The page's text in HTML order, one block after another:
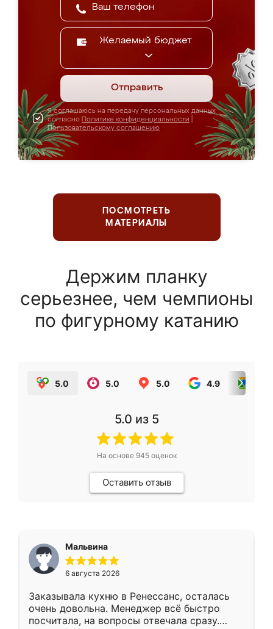
Желаемый бюджет
Отправить
Я соглашаюсь на передачу персональных данных
согласно Политике конфиденциальности
Пользовательскому соглашению
ПОСМОТРЕТЬ
МАТЕРИАЛЫ
Держим планку
серьезнее, чем чемпионы
по фигурному катанию
5.0 5.0 5.0 4.9
5.0 из 5
На основе 945оценок
Оставить отзыв
Мальвина
6 августа 2026
Заказывала кухню в Ренессанс, осталась
очень довольна. Менеджер всё быстро
посчитала, на вопросы отвечала сразу.